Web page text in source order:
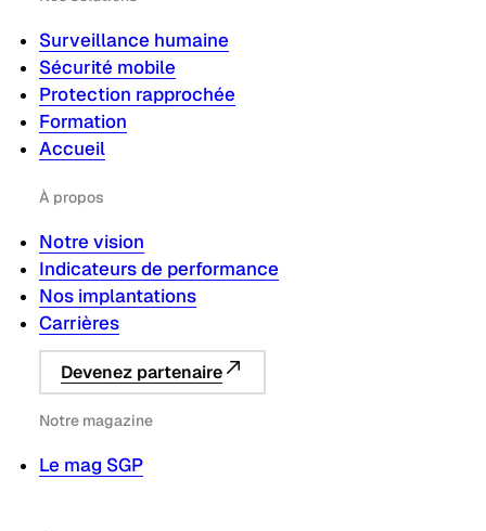
Surveillance humaine
Sécurité mobile
Protection rapprochée
Formation
Accueil
À propos
Notre vision
Indicateurs de performance
Nos implantations
Carrières
Devenez partenaire
Notre magazine
Le mag SGP